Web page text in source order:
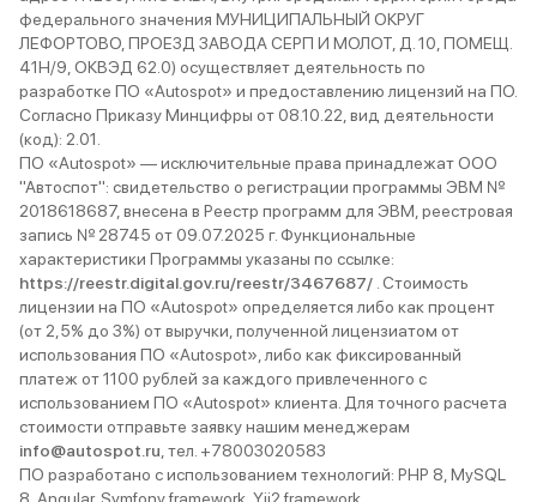
федерального значения МУНИЦИПАЛЬНЫЙ ОКРУГ
ЛЕФОРТОВО, ПРОЕЗД ЗАВОДА СЕРП И МОЛОТ, Д. 10, ПОМЕЩ.
41Н/9, ОКВЭД 62.0) осуществляет деятельность по
разработке ПО «Autospot» и предоставлению лицензий на ПО.
Согласно Приказу Минцифры от 08.10.22, вид деятельности
(код): 2.01.
ПО «Autospot» — исключительные права принадлежат ООО
"Автоспот": свидетельство о регистрации программы ЭВМ №
2018618687, внесена в Реестр программ для ЭВМ, реестровая
запись № 28745 от 09.07.2025 г. Функциональные
характеристики Программы указаны по ссылке:
https://reestr.digital.gov.ru/reestr/3467687/ . Стоимость
лицензии на ПО «Autospot» определяется либо как процент
(от 2,5% до 3%) от выручки, полученной лицензиатом от
использования ПО «Autospot», либо как фиксированный
платеж от 1100 рублей за каждого привлеченного с
использованием ПО «Autospot» клиента. Для точного расчета
стоимости отправьте заявку нашим менеджерам
info@autospot.ru , тел. +78003020583
ПО разработано с использованием технологий: PHP 8, MySQL
8, Angular, Symfony framework, Yii2 framework.